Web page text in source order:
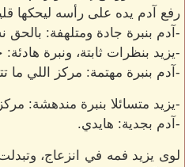
رفع آدم يده على رأسه ليحكها
-آدم بنبرة جادة ومتلهفة:
-يزيد بنظرات ثابتة، ونبرة هادئة:
-آدم بنبرة مهتمة: مركز اللي ما
-يزيد متسائلا بنبرة مندهشة:
-آدم بجدية: هايدي.
لوى يزيد فمه في انزعاج،